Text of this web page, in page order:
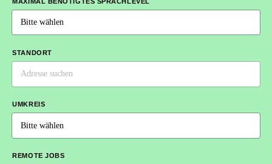
STANDORT
UMKREIS
REMOTE JOBS